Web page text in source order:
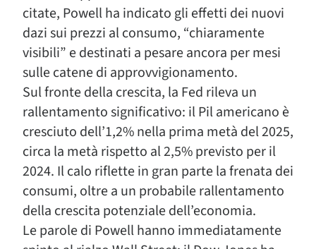
citate, Powell ha indicato gli effetti dei nuovi
dazi sui prezzi al consumo, “chiaramente
visibili” e destinati a pesare ancora per mesi
sulle catene di approvvigionamento.
Sul fronte della crescita, la Fed rileva un
rallentamento significativo: il Pil americano è
cresciuto dell’1,2% nella prima metà del 2025,
circa la metà rispetto al 2,5% previsto per il
2024. Il calo riflette in gran parte la frenata dei
consumi, oltre a un probabile rallentamento
della crescita potenziale dell’economia.
Le parole di Powell hanno immediatamente